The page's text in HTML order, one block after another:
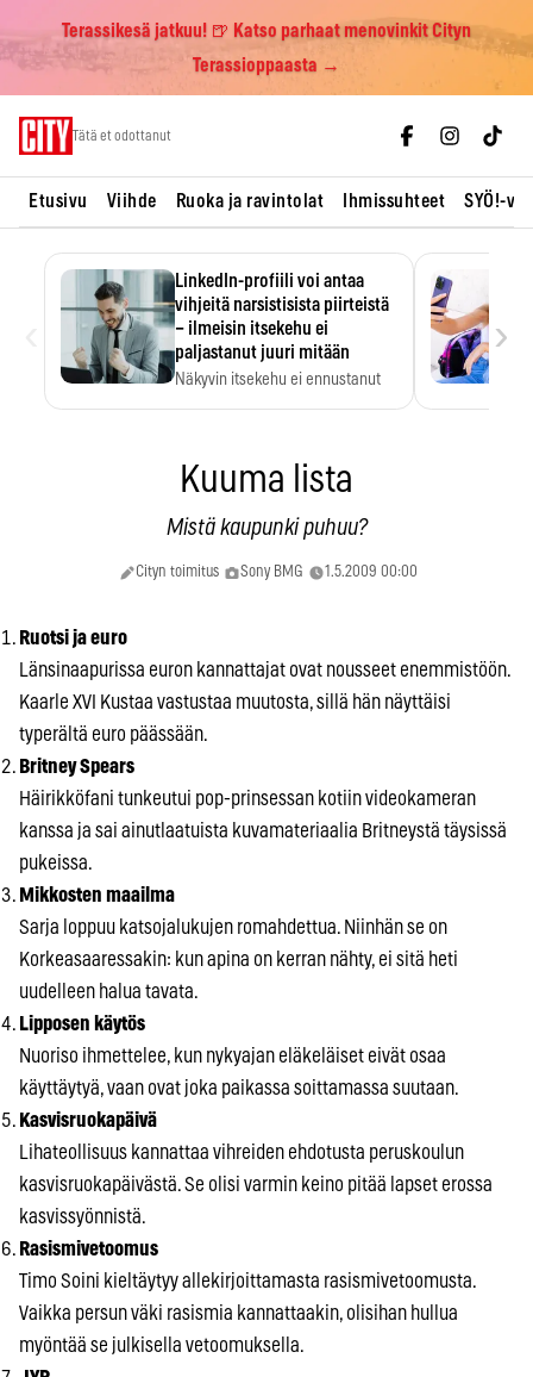
Terassikesä jatkuu! 🍺 Katso parhaat menovinkit Cityn
Terassioppaasta →
Tätä et odottanut
Etusivu Viihde Ruoka ja ravintolat Ihmissuhteet SYÖ!-
LinkedIn-profiili voi antaa
vihjeitä narsistisista piirteistä
– ilmeisin itsekehu ei
paljastanut juuri mitään
Näkyvin itsekehu ei ennustanut
›
Kuuma lista
Mistä kaupunki puhuu?
Cityn toimitus Sony BMG 1.5.2009 00:00
Ruotsi ja euro
Länsinaapurissa euron kannattajat ovat nousseet enemmistöön.
Kaarle XVI Kustaa vastustaa muutosta, sillä hän näyttäisi
typerältä euro päässään.
Britney Spears
Häirikköfani tunkeutui pop-prinsessan kotiin videokameran
kanssa ja sai ainutlaatuista kuvamateriaalia Britneystä täysissä
pukeissa.
Mikkosten maailma
Sarja loppuu katsojalukujen romahdettua. Niinhän se on
Korkeasaaressakin: kun apina on kerran nähty, ei sitä heti
uudelleen halua tavata.
Lipposen käytös
Nuoriso ihmettelee, kun nykyajan eläkeläiset eivät osaa
käyttäytyä, vaan ovat joka paikassa soittamassa suutaan.
Kasvisruokapäivä
Lihateollisuus kannattaa vihreiden ehdotusta peruskoulun
kasvisruokapäivästä. Se olisi varmin keino pitää lapset erossa
kasvissyönnistä.
Rasismivetoomus
Timo Soini kieltäytyy allekirjoittamasta rasismivetoomusta.
Vaikka persun väki rasismia kannattaakin, olisihan hullua
myöntää se julkisella vetoomuksella.